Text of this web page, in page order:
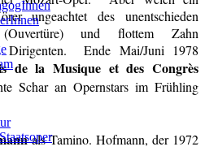
ungeachtet des unentschieden
(Ouvertüre) und flottem Zahn
Dirigenten.
Ende Mai/Juni 1978
de la Musique et des Congrès
Schar an Opernstars im Frühling
als Tamino. Hofmann, der 1972